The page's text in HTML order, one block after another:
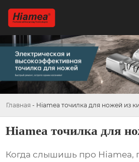
Главная - Hiamea точилка для ножей из
Hiamea точилка для
Когда слышишь про Hiamea,